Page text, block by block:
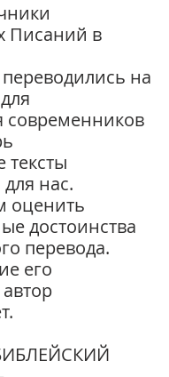
Писаний в
на
нас.
оценить
достоинства
перевода.
его